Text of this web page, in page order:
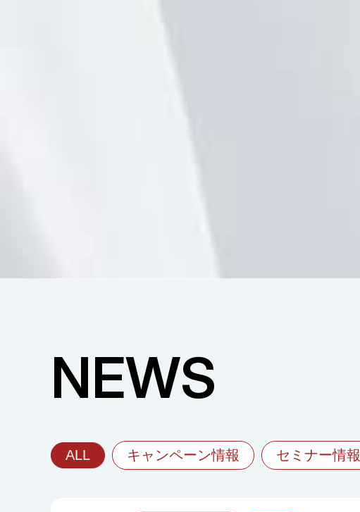
NEWS
ALL キャンペーン情報 セミナー情報